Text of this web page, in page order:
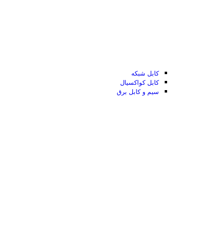
کابل شبکه
کابل کواکسیال
سیم و کابل برق